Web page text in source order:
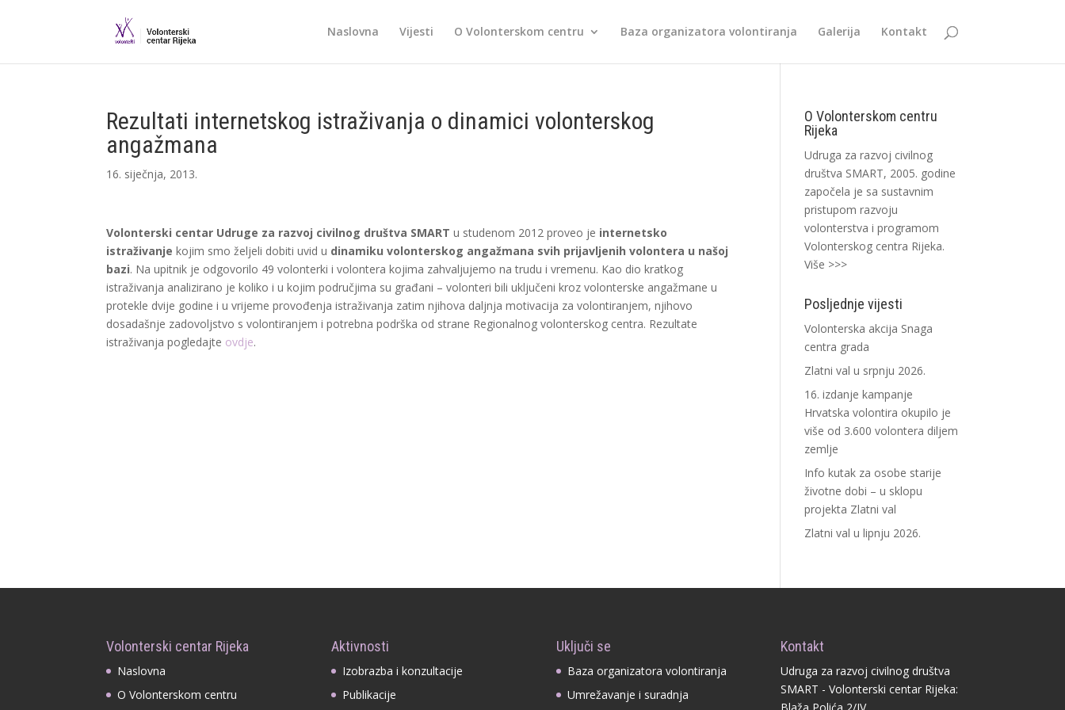
Naslovna Vijesti O Volonterskom centru Baza organizatora volontiranja Galerija Kontakt
Rezultati internetskog istraživanja o dinamici volonterskog
angažmana
16. siječnja, 2013.
Volonterski centar Udruge za razvoj civilnog društva SMART u studenom 2012 proveo je internetsko
istraživanje kojim smo željeli dobiti uvid u dinamiku volonterskog angažmana svih prijavljenih volontera u našoj
bazi. Na upitnik je odgovorilo 49 volonterki i volontera kojima zahvaljujemo na trudu i vremenu. Kao dio kratkog
istraživanja analizirano je koliko i u kojim područjima su građani – volonteri bili uključeni kroz volonterske angažmane u
protekle dvije godine i u vrijeme provođenja istraživanja zatim njihova daljnja motivacija za volontiranjem, njihovo
dosadašnje zadovoljstvo s volontiranjem i potrebna podrška od strane Regionalnog volonterskog centra. Rezultate
istraživanja pogledajte ovdje.
O Volonterskom centru
Rijeka
Udruga za razvoj civilnog
društva SMART, 2005. godine
započela je sa sustavnim
pristupom razvoju
volonterstva i programom
Volonterskog centra Rijeka.
Više >>>
Posljednje vijesti
Volonterska akcija Snaga
centra grada
Zlatni val u srpnju 2026.
16. izdanje kampanje
Hrvatska volontira okupilo je
više od 3.600 volontera diljem
zemlje
Info kutak za osobe starije
životne dobi – u sklopu
projekta Zlatni val
Zlatni val u lipnju 2026.
Volonterski centar Rijeka
Naslovna
O Volonterskom centru
Aktivnosti
Izobrazba i konzultacije
Publikacije
Uključi se
Baza organizatora volontiranja
Umrežavanje i suradnja
Kontakt
Udruga za razvoj civilnog društva
SMART - Volonterski centar Rijeka:
Blaža Polića 2/IV